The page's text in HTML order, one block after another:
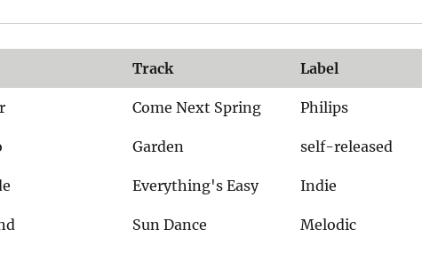
Track Label
Come Next Spring Philips
Garden self-released
Everything's Easy Indie
Sun Dance Melodic